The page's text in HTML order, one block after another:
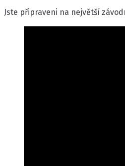
Jste připraveni na největší